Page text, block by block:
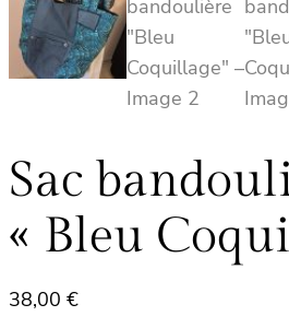
Sac
« Bleu
38,00 €